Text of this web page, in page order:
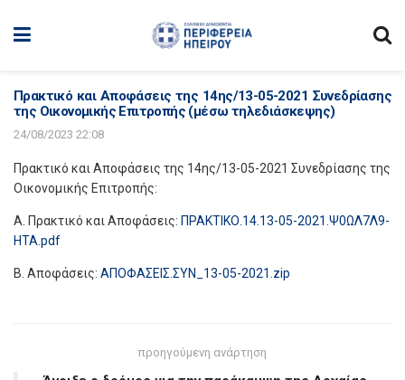
Πρακτικό και Αποφάσεις της 14ης/13-05-2021 Συνεδρίασης
της Οικονομικής Επιτροπής (μέσω τηλεδιάσκεψης)
24/08/2023 22:08
Πρακτικό και Αποφάσεις της 14ης/13-05-2021 Συνεδρίασης της
Οικονομικής Επιτροπής:
Α. Πρακτικό και Αποφάσεις: ΠΡΑΚΤΙΚΟ.14.13-05-2021.Ψ0ΩΛ7Λ9-
ΗΤΑ.pdf
Β. Αποφάσεις: ΑΠΟΦΑΣΕΙΣ.ΣΥΝ_13-05-2021.zip
προηγούμενη ανάρτηση